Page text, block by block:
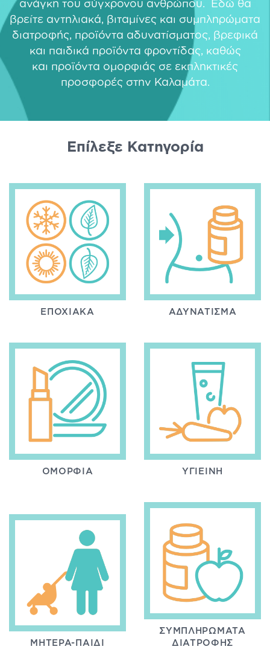
ανάγκη του σύγχρονου ανθρώπου. Εδώ θα
βρείτε αντηλιακά, βιταμίνες και συμπληρώματα
διατροφής, προϊόντα αδυνατίσματος, βρεφικά
και παιδικά προϊόντα φροντίδας, καθώς
και προϊόντα ομορφιάς σε εκπληκτικές
προσφορές στην Καλαμάτα.
Eπίλεξε Κατηγορία
ΕΠΟΧΙΑΚΆ ΑΔΥΝΆΤΙΣΜΑ
ΟΜΟΡΦΙΆ ΥΓΙΕΙΝΉ
ΜΗΤΈΡΑ-ΠΑΙΔΊ
ΣΥΜΠΛΗΡΏΜΑΤΑ
ΔΙΑΤΡΟΦΉΣ